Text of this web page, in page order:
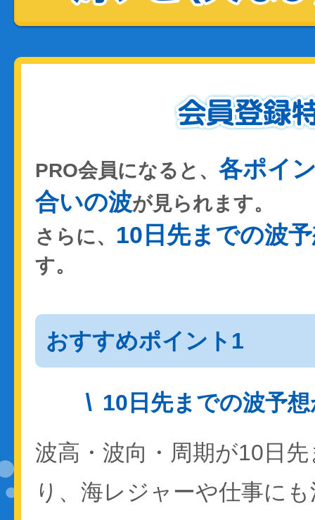
PRO会員になると、 各ポイ
合いの波が見られます。
さらに、 10日先までの波
す。
おすすめポイント1
10日先までの波予
波高・波向・周期が10日
り、海レジャーや仕事に